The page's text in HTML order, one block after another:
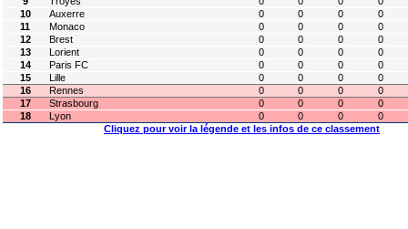
10
Auxerre 0 0 0
0
11
Monaco 0 0 0
0
12
Brest 0 0 0
0
13
Lorient 0 0 0
0
14
Paris FC 0 0 0
0
15
Lille 0 0 0
0
16
Rennes 0 0 0
0
17
Strasbourg 0 0 0
0
18
Lyon 0 0 0
0
Cliquez pour voir la légende et les infos de ce classement